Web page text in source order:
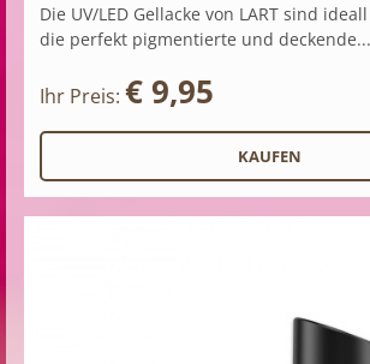
Die UV/LED Gellacke von LART sind
die perfekt pigmentierte und deckende...
Ihr Preis: € 9,95